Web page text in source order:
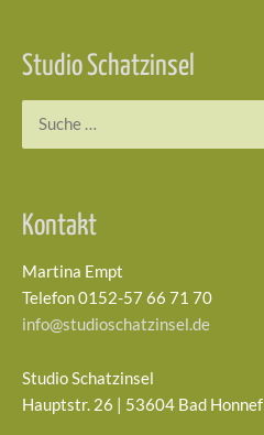
Studio Schatzinsel
Kontakt
Martina Empt
Telefon 0152-57 66 71 70
info@studioschatzinsel.de
Studio Schatzinsel
Hauptstr. 26 | 53604 Bad Honnef